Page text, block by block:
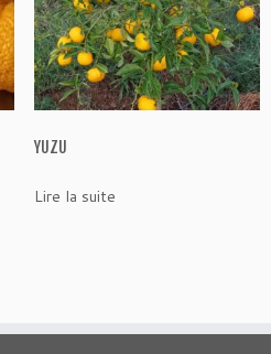
YUZU
Lire la suite